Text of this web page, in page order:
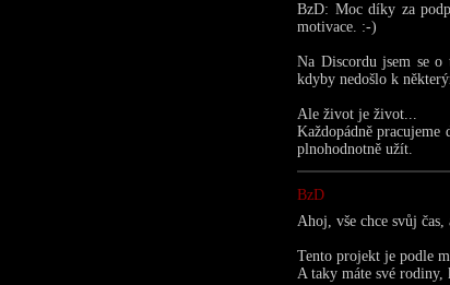
BzD: Moc díky za
motivace. :-)
Na Discordu jsem se
kdyby nedošlo k
Ale život je život...
Každopádně
plnohodnotně užít.
BzD
Ahoj, vše chce svůj
Tento projekt je podle
A taky máte své rodiny,